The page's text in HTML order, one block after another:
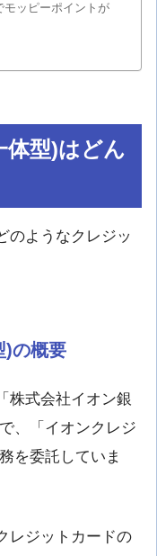
モッピーポイントが
体型)はどん
のようなクレジッ
)の概要
株式会社イオン銀
、「イオンクレジ
を委託していま
レジットカードの